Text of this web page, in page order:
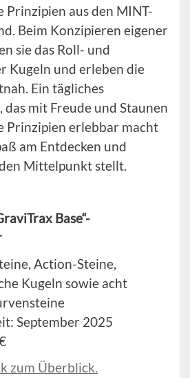
Prinzipien aus den MINT-
Beim Konzipieren eigener
sie das Roll- und
Kugeln und erleben die
Ein tägliches
mit Freude und Staunen
Prinzipien erlebbar macht
am Entdecken und
Mittelpunkt stellt.
Base“-
Action-Steine,
Kugeln sowie acht
September 2025
zum Überblick.